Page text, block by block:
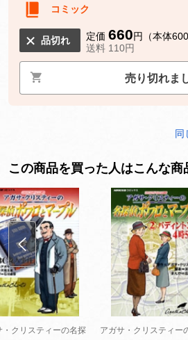
コミック
品切れ 定価 660円（本体600
送料 110円
売り切れま
同
この商品を買った人はこんな
・クリスティーの名探
アガサ・クリスティー